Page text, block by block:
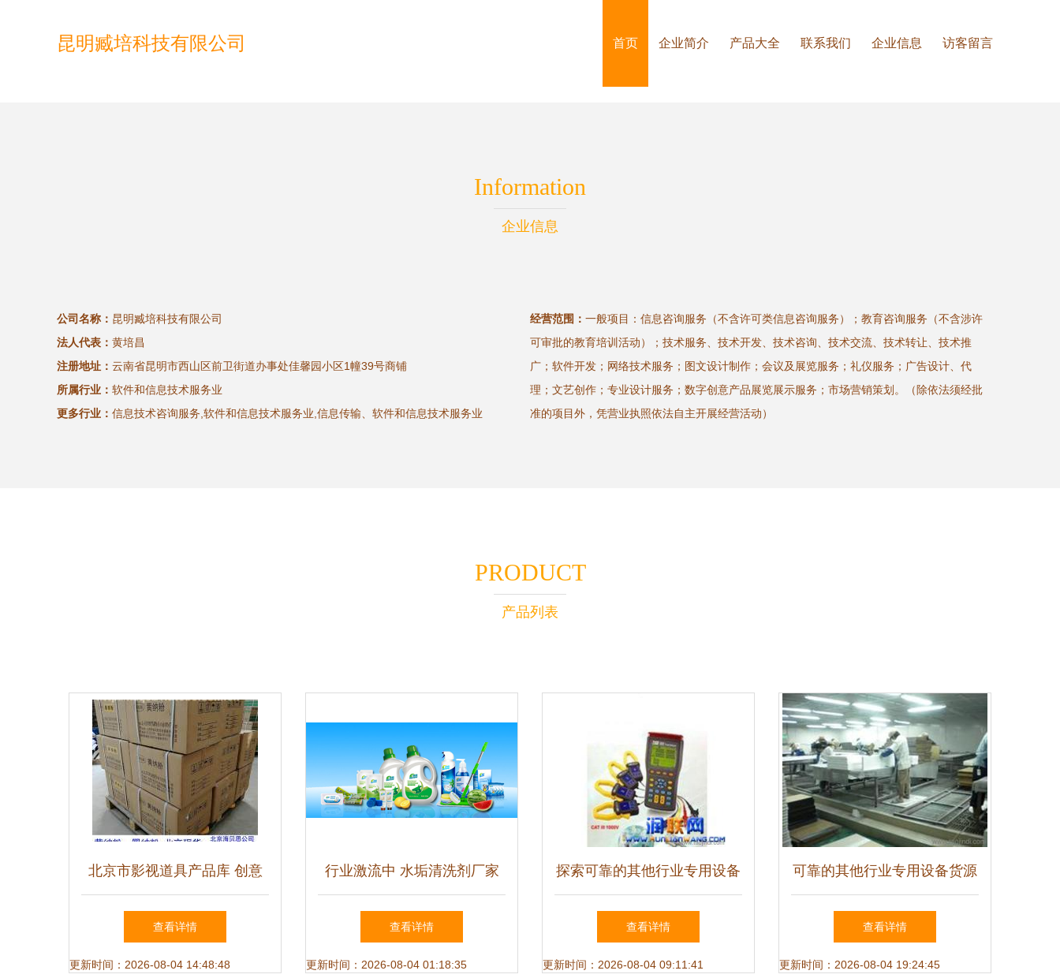
昆明臧培科技有限公司 首页 企业简介 产品大全 联系我们 企业信息 访客留言
Information
企业信息
公司名称： 昆明臧培科技有限公司
法人代表： 黄培昌
注册地址： 云南省昆明市西山区前卫街道办事处佳馨园小区1幢39号商铺
所属行业： 软件和信息技术服务业
更多行业： 信息技术咨询服务,软件和信息技术服务业,信息传输、软件和信息技术服务业
经营范围： 一般项目：信息咨询服务（不含许可类信息咨询服务）；教育咨询服务（不含涉许
可审批的教育培训活动）；技术服务、技术开发、技术咨询、技术交流、技术转让、技术推
广；软件开发；网络技术服务；图文设计制作；会议及展览服务；礼仪服务；广告设计、代
理；文艺创作；专业设计服务；数字创意产品展览展示服务；市场营销策划。（除依法须经批
准的项目外，凭营业执照依法自主开展经营活动）
PRODUCT
产品列表
北京市影视道具产品库 创意
与实景的交汇点——阿土伯网
手机版其他行业专用
查看详情
更新时间：2026-08-04 14:48:48
行业激流中 水垢清洗剂厂家
以“细节”取胜
查看详情
更新时间：2026-08-04 01:18:35
探索可靠的其他行业专用设备
厂家货源，助力您的业务高效
运转
查看详情
更新时间：2026-08-04 09:11:41
可靠的其他行业专用设备货源
指南 如何找到优质供应商？
查看详情
更新时间：2026-08-04 19:24:45